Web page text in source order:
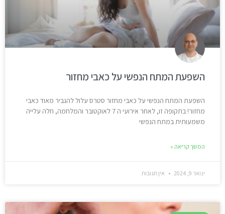
השפעת המתח הנפשי על כאבי מחזור
השפעת המתח הנפשי על כאבי מחזור סטרס עלול להגביר מאוד כאבי
מחזור! בתקופה זו, לאחר אירועי ה 7 לאוקטובר והמלחמה, חלה עלייה
משמעותית במתח הנפשי
המשך קריאה »
ינואר 9, 2024 אין תגובות